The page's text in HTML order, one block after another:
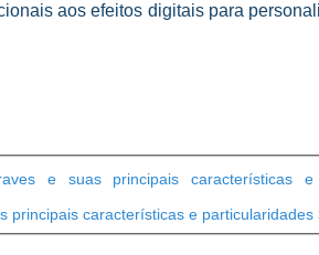
aos efeitos digitais para
e suas principais características e
principais características e particularidades